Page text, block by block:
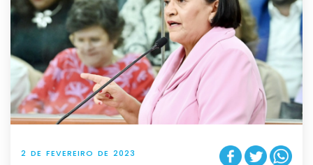
2 DE FEVEREIRO DE 2023